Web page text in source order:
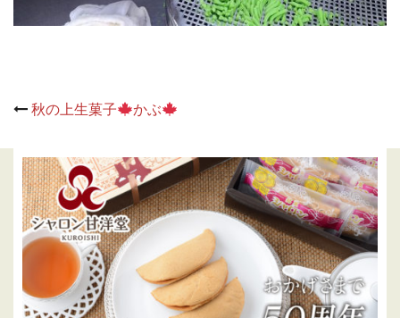
Post
秋の上生菓子 かぶ